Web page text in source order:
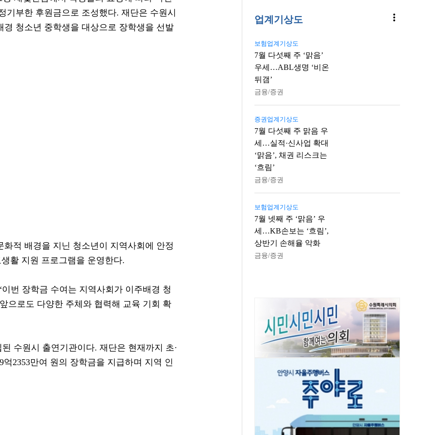
기부한 후원금으로 조성했다. 재단은 수원시
청소년 중학생을 대상으로 장학생을 선발
적 배경을 지닌 청소년이 지역사회에 안정
활 지원 프로그램을 운영한다.
번 장학금 수여는 지역사회가 이주배경 청
으로도 다양한 주체와 협력해 교육 기회 확
수원시 출연기관이다. 재단은 현재까지 초·
억2353만여 원의 장학금을 지급하며 지역 인
업계기상도 more_vert
보험업계기상도
7월 다섯째 주 ‘맑음’
우세…ABL생명 ‘비온
뒤갬’
금융/증권
증권업계기상도
7월 다섯째 주 맑음 우
세…실적·신사업 확대
‘맑음’, 채권 리스크는
‘흐림’
금융/증권
보험업계기상도
7월 넷째 주 ‘맑음’ 우
세…KB손보는 ‘흐림’,
상반기 손해율 악화
금융/증권